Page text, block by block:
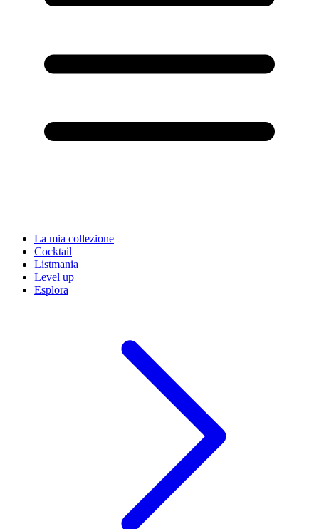
La mia collezione
Cocktail
Listmania
Level up
Esplora